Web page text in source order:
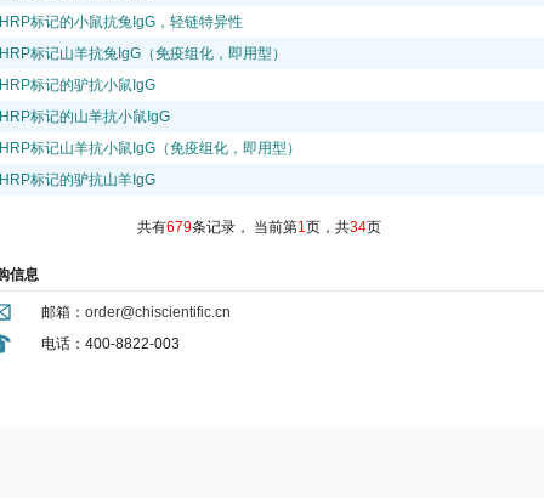
HRP标记的小鼠抗兔IgG，轻链特异性
HRP标记山羊抗兔IgG（免疫组化，即用型）
HRP标记的驴抗小鼠IgG
HRP标记的山羊抗小鼠IgG
HRP标记山羊抗小鼠IgG（免疫组化，即用型）
HRP标记的驴抗山羊IgG
共有679条记录， 当前第1页，共34页
信息
邮箱： order@chiscientific.cn
电话：400-8822-003